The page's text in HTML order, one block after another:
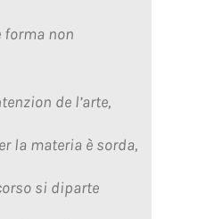
forma non
de l’arte,
la materia è sorda,
si diparte